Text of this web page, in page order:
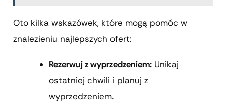
Oto kilka wskazówek, które mogą pomóc w
znalezieniu najlepszych ofert:
Rezerwuj z wyprzedzeniem: Unikaj
ostatniej chwili i planuj z
wyprzedzeniem.